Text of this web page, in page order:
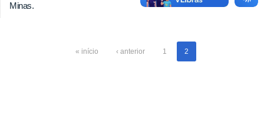
Minas.
« início ‹ anterior 1 2